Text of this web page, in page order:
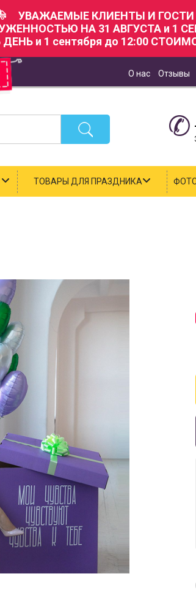
УВАЖАЕМЫЕ КЛИЕНТЫ И ГОСТИ
НА 31 АВГУСТА и 1
ДЕНЬ и 1 сентября до 12:00
О нас Отзывы
ТОВАРЫ ДЛЯ ПРАЗДНИКА